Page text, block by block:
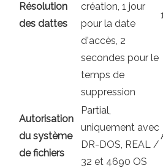
Résolution
des dattes
création, 1 jour
pour la date
d'accès, 2
secondes pour le
temps de
suppression
Autorisation
du système
de fichiers
Partial,
uniquement avec
DR-DOS, REAL /
32 et 4690 OS